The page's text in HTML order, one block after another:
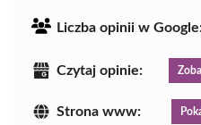
Liczba opinii w
Czytaj opinie:
Strona www: